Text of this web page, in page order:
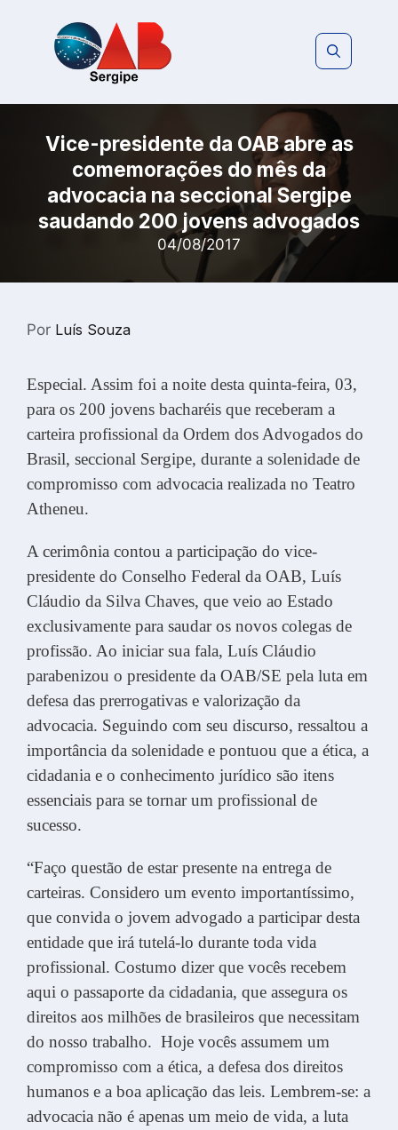
Vice-presidente da OAB abre as
comemorações do mês da
advocacia na seccional Sergipe
saudando 200 jovens advogados
04/08/2017
Por Luís Souza
Especial. Assim foi a noite desta quinta-feira, 03,
para os 200 jovens bacharéis que receberam a
carteira profissional da Ordem dos Advogados do
Brasil, seccional Sergipe, durante a solenidade de
compromisso com advocacia realizada no Teatro
Atheneu.
A cerimônia contou a participação do vice-
presidente do Conselho Federal da OAB, Luís
Cláudio da Silva Chaves, que veio ao Estado
exclusivamente para saudar os novos colegas de
profissão. Ao iniciar sua fala, Luís Cláudio
parabenizou o presidente da OAB/SE pela luta em
defesa das prerrogativas e valorização da
advocacia. Seguindo com seu discurso, ressaltou a
importância da solenidade e pontuou que a ética, a
cidadania e o conhecimento jurídico são itens
essenciais para se tornar um profissional de
sucesso.
“Faço questão de estar presente na entrega de
carteiras. Considero um evento importantíssimo,
que convida o jovem advogado a participar desta
entidade que irá tutelá-lo durante toda vida
profissional. Costumo dizer que vocês recebem
aqui o passaporte da cidadania, que assegura os
direitos aos milhões de brasileiros que necessitam
do nosso trabalho. Hoje vocês assumem um
compromisso com a ética, a defesa dos direitos
humanos e a boa aplicação das leis. Lembrem-se: a
advocacia não é apenas um meio de vida, a luta